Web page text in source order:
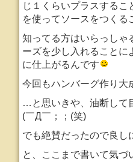
じ１くらいプラスする
を使ってソースをつくる
知ってる方はいらっしゃ
ーズを少し入れることに
に仕上がるんです
今回もハンバーグ作り大
…と思いきや、油断して
(￣Д￣；；(笑)
でも絶賛だったので良し
と、ここまで書いて気づ